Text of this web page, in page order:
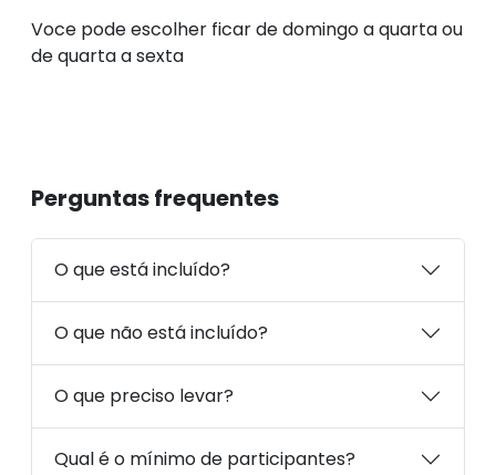
Voce pode escolher ficar de domingo a quarta ou
de quarta a sexta
Perguntas frequentes
O que está incluído?
O que não está incluído?
O que preciso levar?
Qual é o mínimo de participantes?